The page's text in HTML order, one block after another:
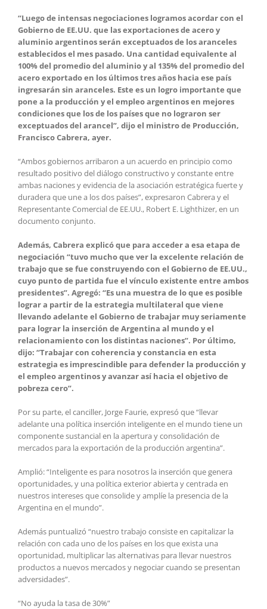
“Luego de intensas negociaciones logramos acordar con el
Gobierno de EE.UU. que las exportaciones de acero y
aluminio argentinos serán exceptuados de los aranceles
establecidos el mes pasado. Una cantidad equivalente al
100% del promedio del aluminio y al 135% del promedio del
acero exportado en los últimos tres años hacia ese país
ingresarán sin aranceles. Este es un logro importante que
pone a la producción y el empleo argentinos en mejores
condiciones que los de los países que no lograron ser
exceptuados del arancel”, dijo el ministro de Producción,
Francisco Cabrera, ayer.
“Ambos gobiernos arribaron a un acuerdo en principio como
resultado positivo del diálogo constructivo y constante entre
ambas naciones y evidencia de la asociación estratégica fuerte y
duradera que une a los dos países”, expresaron Cabrera y el
Representante Comercial de EE.UU., Robert E. Lighthizer, en un
documento conjunto.
Además, Cabrera explicó que para acceder a esa etapa de
negociación “tuvo mucho que ver la excelente relación de
trabajo que se fue construyendo con el Gobierno de EE.UU.,
cuyo punto de partida fue el vínculo existente entre ambos
presidentes”. Agregó: “Es una muestra de lo que es posible
lograr a partir de la estrategia multilateral que viene
llevando adelante el Gobierno de trabajar muy seriamente
para lograr la inserción de Argentina al mundo y el
relacionamiento con los distintas naciones”. Por último,
dijo: “Trabajar con coherencia y constancia en esta
estrategia es imprescindible para defender la producción y
el empleo argentinos y avanzar así hacia el objetivo de
pobreza cero”.
Por su parte, el canciller, Jorge Faurie, expresó que “llevar
adelante una política inserción inteligente en el mundo tiene un
componente sustancial en la apertura y consolidación de
mercados para la exportación de la producción argentina”.
Amplió: “Inteligente es para nosotros la inserción que genera
oportunidades, y una política exterior abierta y centrada en
nuestros intereses que consolide y amplíe la presencia de la
Argentina en el mundo”.
Además puntualizó “nuestro trabajo consiste en capitalizar la
relación con cada uno de los países en los que exista una
oportunidad, multiplicar las alternativas para llevar nuestros
productos a nuevos mercados y negociar cuando se presentan
adversidades”.
“No ayuda la tasa de 30%”